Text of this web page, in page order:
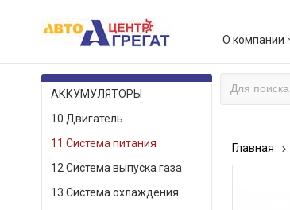
О компании
КАТАЛОГ ТОВАРОВ
АККУМУЛЯТОРЫ
10 Двигатель
11 Система питания
12 Система выпуска газа
13 Система охлаждения
Главная